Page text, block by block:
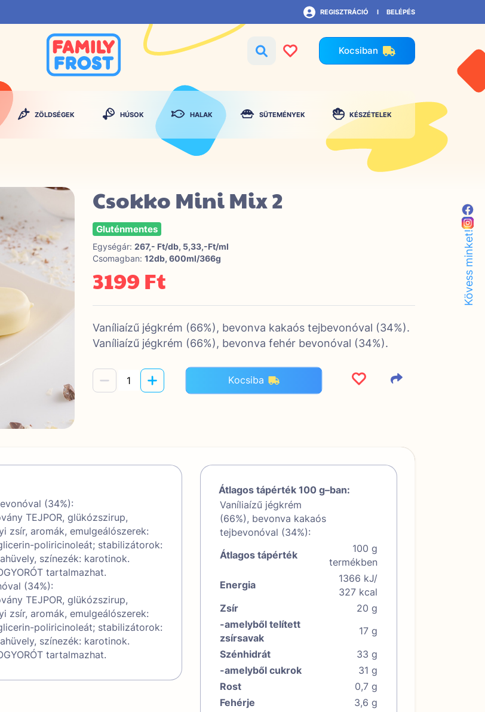
REGISZTRÁCIÓ BELÉPÉS
Kocsiban
ZÖLDSÉGEK HÚSOK HALAK SÜTEMÉNYEK KÉSZÉTELEK
Csokko Mini Mix 2
Gluténmentes
Egységár: 267,- Ft/db, 5,33,-Ft/ml
Csomagban: 12db, 600ml/366g
3199 Ft
Vaníliaízű jégkrém (66%), bevonva kakaós tejbevonóval (34%).
Vaníliaízű jégkrém (66%), bevonva fehér bevonóval (34%).
Kocsiba
(34%):
TEJPOR, glükózszirup,
zsír, aromák, emulgeálószerek:
poliricinoleát; stabilizátorok:
színezék: karotinok.
tartalmazhat.
(34%):
TEJPOR, glükózszirup,
zsír, aromák, emulgeálószerek:
poliricinoleát; stabilizátorok:
színezék: karotinok.
tartalmazhat.
Átlagos tápérték 100 g–ban:
Vaníliaízű jégkrém
(66%), bevonva kakaós
tejbevonóval (34%):
Átlagos tápérték
100 g
termékben
Energia
1366 kJ/
327 kcal
Zsír
20 g
-amelyből telített
zsírsavak
17 g
Szénhidrát
33 g
-amelyből cukrok
31 g
Rost
0,7 g
Fehérje
3,6 g
Kövess minket!